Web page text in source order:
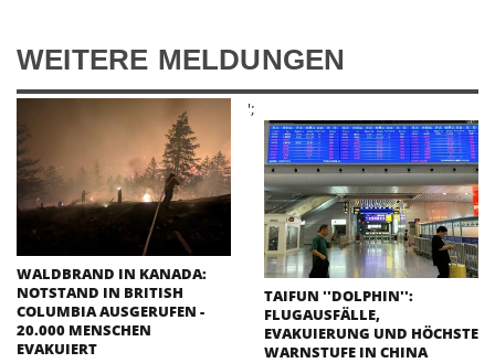
WEITERE MELDUNGEN
';
WALDBRAND IN KANADA:
NOTSTAND IN BRITISH
COLUMBIA AUSGERUFEN -
20.000 MENSCHEN
EVAKUIERT
TAIFUN ''DOLPHIN'':
FLUGAUSFÄLLE,
EVAKUIERUNG UND HÖCHSTE
WARNSTUFE IN CHINA